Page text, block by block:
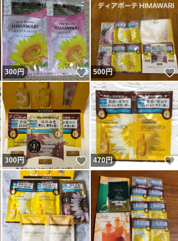
いいね！
300円 いいね！
500円
いいね！
300円 いいね！
470円